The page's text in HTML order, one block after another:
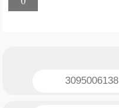
3095006138